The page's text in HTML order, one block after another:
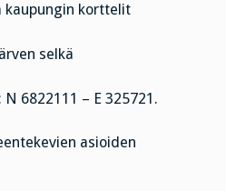
kaupungin korttelit
selkä
6822111 – E 325721.
asioiden